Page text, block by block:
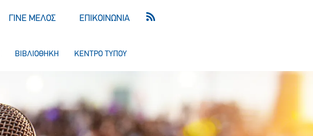
ΓΙΝΕ ΜΕΛΟΣ ΕΠΙΚΟΙΝΩΝΙΑ
ΒΙΒΛΙΟΘΗΚΗ ΚΕΝΤΡΟ ΤΥΠΟΥ